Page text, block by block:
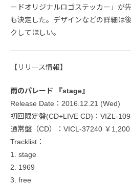
ードオリジナルロゴステッカー」が
も決定した。デザインなどの詳細は
クしてほしい。
【リリース情報】
雨のパレード 『stage』
Release Date：2016.12.21 (Wed)
初回限定盤(CD+LIVE CD)：VIZL-
通常盤（CD）：VICL-37240 ￥1,200
Tracklist：
1. stage
2. 1969
3. free